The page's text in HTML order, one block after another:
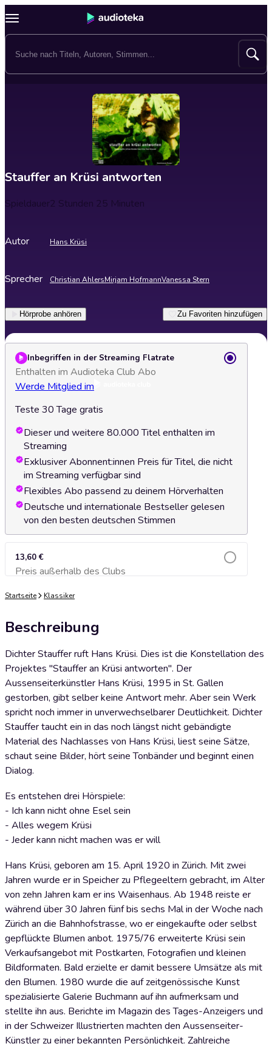
Stauffer an Krüsi antworten
Spieldauer2 Stunden 25 Minuten
Autor Hans Krüsi
Sprecher Christian AhlersMirjam HofmannVanessa Stern
Hörprobe anhören Zu Favoriten hinzufügen
Inbegriffen in der Streaming Flatrate
Enthalten im Audioteka Club Abo
Werde Mitglied im
Teste 30 Tage gratis
Dieser und weitere 80.000 Titel enthalten im
Streaming
Exklusiver Abonnent:innen Preis für Titel, die nicht
im Streaming verfügbar sind
Flexibles Abo passend zu deinem Hörverhalten
Deutsche und internationale Bestseller gelesen
von den besten deutschen Stimmen
13,60 €
Preis außerhalb des ClubsZum Warenkorb hinzufügen
Startseite Klassiker
Beschreibung
Dichter Stauffer ruft Hans Krüsi. Dies ist die Konstellation des
Projektes "Stauffer an Krüsi antworten". Der
Aussenseiterkünstler Hans Krüsi, 1995 in St. Gallen
gestorben, gibt selber keine Antwort mehr. Aber sein Werk
spricht noch immer in unverwechselbarer Deutlichkeit. Dichter
Stauffer taucht ein in das noch längst nicht gebändigte
Material des Nachlasses von Hans Krüsi, liest seine Sätze,
schaut seine Bilder, hört seine Tonbänder und beginnt einen
Dialog.
Es entstehen drei Hörspiele:
- Ich kann nicht ohne Esel sein
- Alles wegem Krüsi
- Jeder kann nicht machen was er will
Hans Krüsi, geboren am 15. April 1920 in Zürich. Mit zwei
Jahren wurde er in Speicher zu Pflegeeltern gebracht, im Alter
von zehn Jahren kam er ins Waisenhaus. Ab 1948 reiste er
während über 30 Jahren fünf bis sechs Mal in der Woche nach
Zürich an die Bahnhofstrasse, wo er eingekaufte oder selbst
gepflückte Blumen anbot. 1975/76 erweiterte Krüsi sein
Verkaufsangebot mit Postkarten, Fotografien und kleinen
Bildformaten. Bald erzielte er damit bessere Umsätze als mit
den Blumen. 1980 wurde die auf zeitgenössische Kunst
spezialisierte Galerie Buchmann auf ihn aufmerksam und
stellte ihn aus. Berichte im Magazin des Tages-Anzeigers und
in der Schweizer Illustrierten machten den Aussenseiter-
Künstler zu einer bekannten Persönlichkeit. Zahlreiche